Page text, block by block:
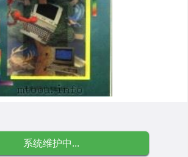
系统维护中...